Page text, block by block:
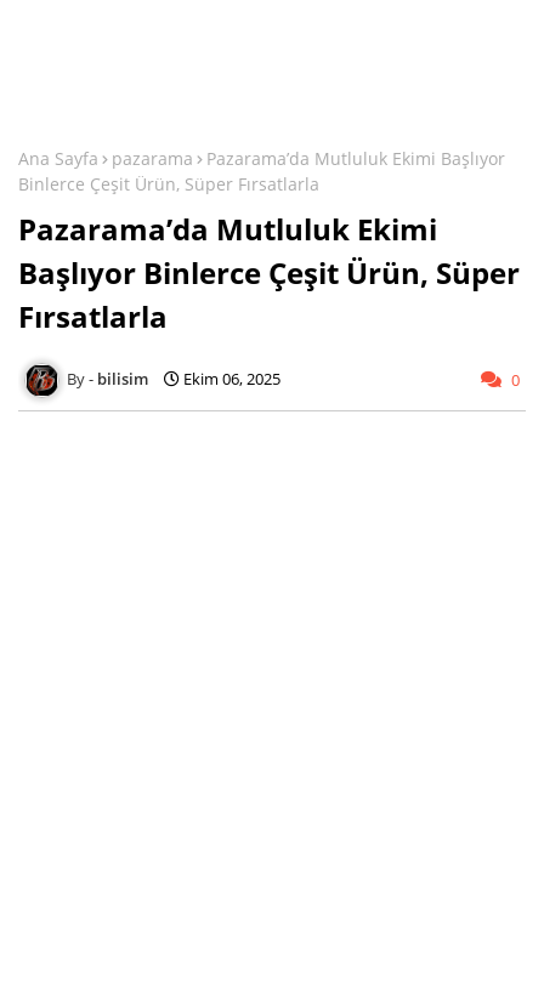
Ana Sayfa pazarama
Pazarama’da Mutluluk Ekimi Başlıyor
Binlerce Çeşit Ürün, Süper Fırsatlarla
Pazarama’da Mutluluk Ekimi
Başlıyor Binlerce Çeşit Ürün, Süper
Fırsatlarla
bilisim Ekim 06, 2025 0